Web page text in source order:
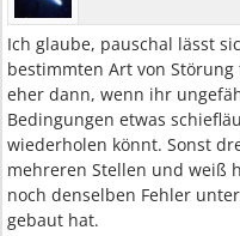
Ich glaube, pauschal lässt
bestimmten Art von
eher dann, wenn ihr
Bedingungen etwas
wiederholen könnt. Sonst
mehreren Stellen und weiß
noch denselben Fehler
gebaut hat.